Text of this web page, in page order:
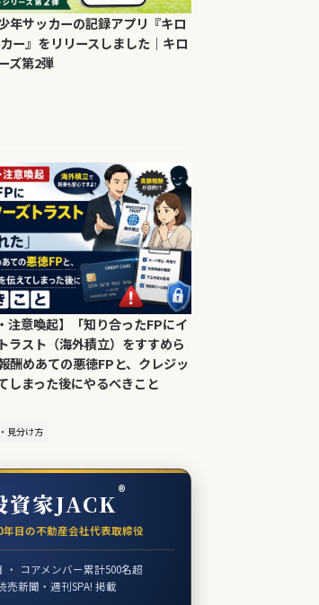
年サッカーの記録アプリ『キロ
ー』をリリースしました｜キロ
ズ第2弾
注意喚起】「知り合ったFPにイ
ラスト（海外積立）をすすめら
酬めあての悪徳FPと、クレジッ
しまった後にやるべきこと
見分け方
資家JACK®
年目の不動産会社代表取締役
・ コアメンバー累計500名超
売新聞・週刊SPA! 掲載